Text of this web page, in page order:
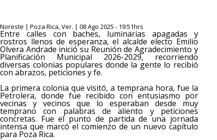
Noreste | Poza Rica, Ver. | 08 Ago 2025 - 19:51hrs
Entre calles con baches, luminarias apagadas y
rostros llenos de esperanza, el alcalde electo Emilio
Olvera Andrade inició su Reunión de Agradecimiento y
Planificación Municipal 2026-2029, recorriendo
diversas colonias populares donde la gente lo recibió
con abrazos, peticiones y fe.
La primera colonia que visitó, a temprana hora, fue la
Petrolera, donde fue recibido con entusiasmo por
vecinas y vecinos que lo esperaban desde muy
temprano con palabras de aliento y peticiones
concretas. Fue el punto de partida de una jornada
intensa que marcó el comienzo de un nuevo capítulo
para Poza Rica.